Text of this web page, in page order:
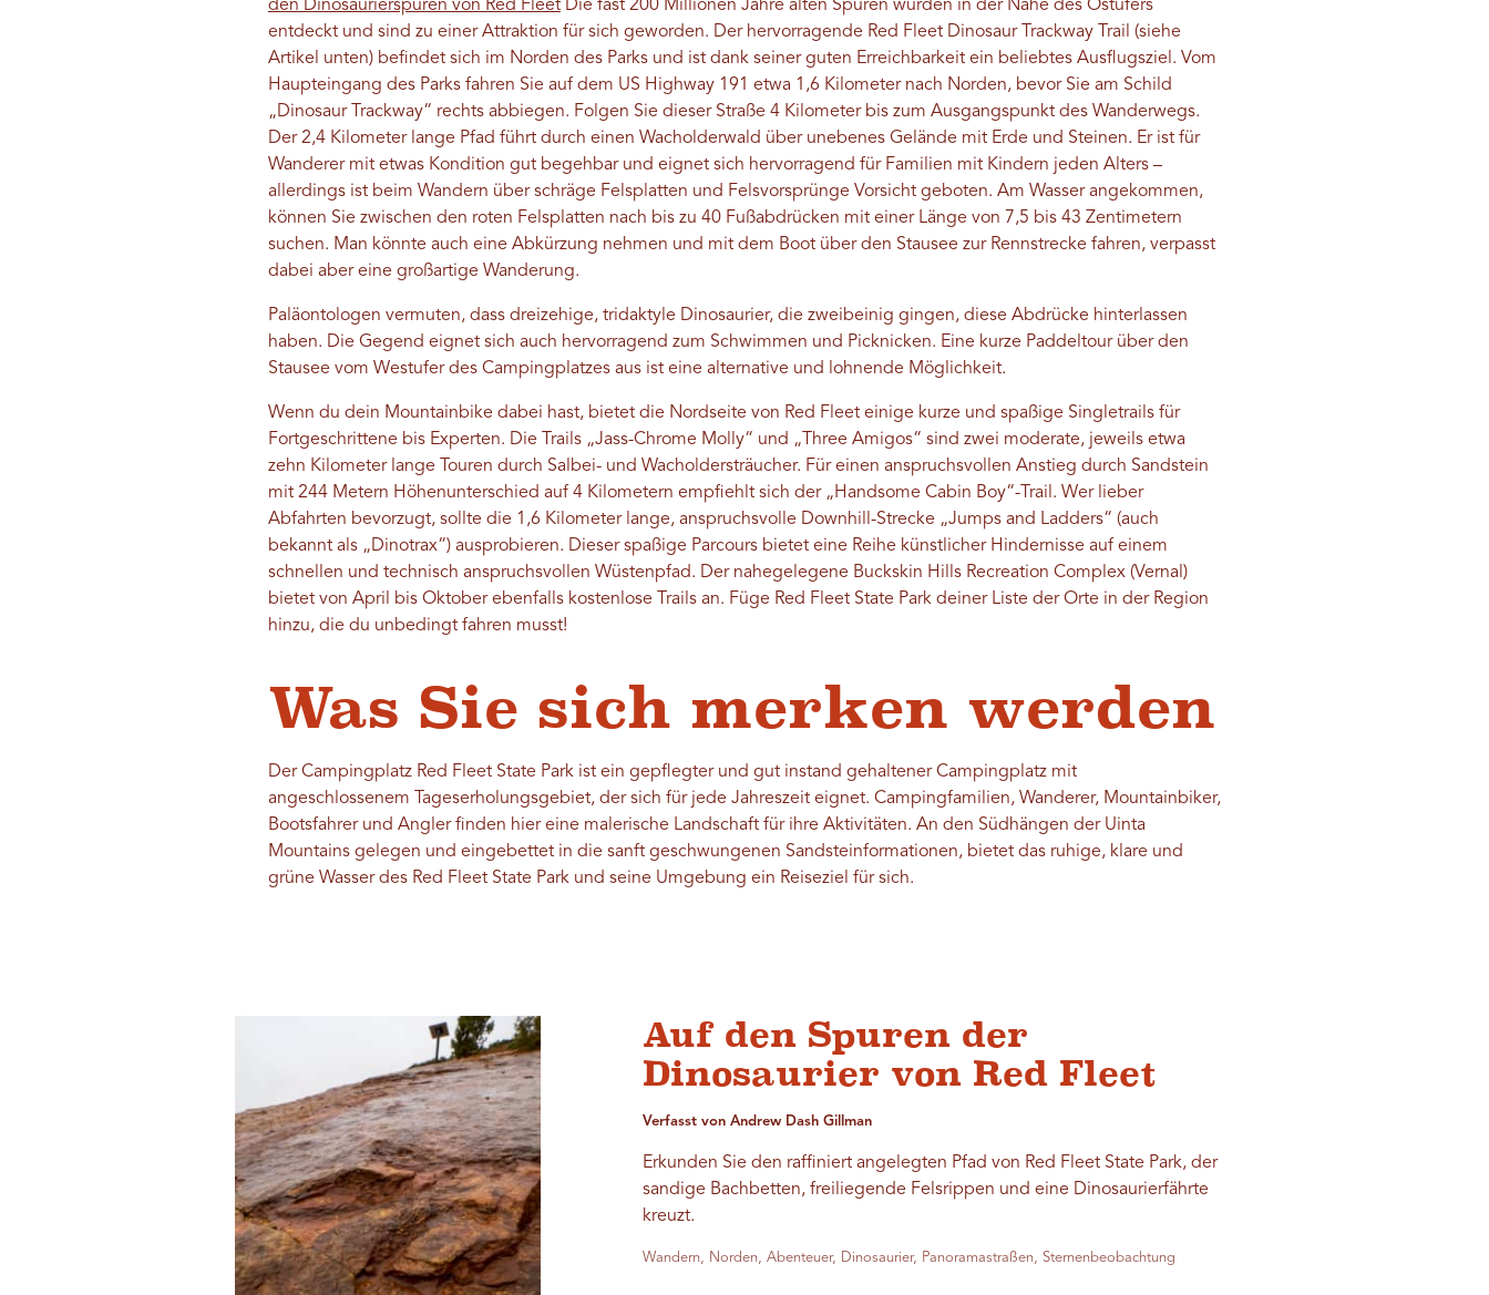
den Dinosaurierspuren von Red FleetDie fast 200 Millionen Jahre alten Spuren wurden in der Nähe des Ostufers
entdeckt und sind zu einer Attraktion für sich geworden. Der hervorragende Red Fleet Dinosaur Trackway Trail (siehe
Artikel unten) befindet sich im Norden des Parks und ist dank seiner guten Erreichbarkeit ein beliebtes Ausflugsziel. Vom
Haupteingang des Parks fahren Sie auf dem US Highway 191 etwa 1,6 Kilometer nach Norden, bevor Sie am Schild
„Dinosaur Trackway“ rechts abbiegen. Folgen Sie dieser Straße 4 Kilometer bis zum Ausgangspunkt des Wanderwegs.
Der 2,4 Kilometer lange Pfad führt durch einen Wacholderwald über unebenes Gelände mit Erde und Steinen. Er ist für
Wanderer mit etwas Kondition gut begehbar und eignet sich hervorragend für Familien mit Kindern jeden Alters –
allerdings ist beim Wandern über schräge Felsplatten und Felsvorsprünge Vorsicht geboten. Am Wasser angekommen,
können Sie zwischen den roten Felsplatten nach bis zu 40 Fußabdrücken mit einer Länge von 7,5 bis 43 Zentimetern
suchen. Man könnte auch eine Abkürzung nehmen und mit dem Boot über den Stausee zur Rennstrecke fahren, verpasst
dabei aber eine großartige Wanderung.
Paläontologen vermuten, dass dreizehige, tridaktyle Dinosaurier, die zweibeinig gingen, diese Abdrücke hinterlassen
haben. Die Gegend eignet sich auch hervorragend zum Schwimmen und Picknicken. Eine kurze Paddeltour über den
Stausee vom Westufer des Campingplatzes aus ist eine alternative und lohnende Möglichkeit.
Wenn du dein Mountainbike dabei hast, bietet die Nordseite von Red Fleet einige kurze und spaßige Singletrails für
Fortgeschrittene bis Experten. Die Trails „Jass-Chrome Molly“ und „Three Amigos“ sind zwei moderate, jeweils etwa
zehn Kilometer lange Touren durch Salbei- und Wacholdersträucher. Für einen anspruchsvollen Anstieg durch Sandstein
mit 244 Metern Höhenunterschied auf 4 Kilometern empfiehlt sich der „Handsome Cabin Boy“-Trail. Wer lieber
Abfahrten bevorzugt, sollte die 1,6 Kilometer lange, anspruchsvolle Downhill-Strecke „Jumps and Ladders“ (auch
bekannt als „Dinotrax“) ausprobieren. Dieser spaßige Parcours bietet eine Reihe künstlicher Hindernisse auf einem
schnellen und technisch anspruchsvollen Wüstenpfad. Der nahegelegene Buckskin Hills Recreation Complex (Vernal)
bietet von April bis Oktober ebenfalls kostenlose Trails an. Füge Red Fleet State Park deiner Liste der Orte in der Region
hinzu, die du unbedingt fahren musst!
Was Sie sich merken werden
Der Campingplatz Red Fleet State Park ist ein gepflegter und gut instand gehaltener Campingplatz mit
angeschlossenem Tageserholungsgebiet, der sich für jede Jahreszeit eignet. Campingfamilien, Wanderer, Mountainbiker,
Bootsfahrer und Angler finden hier eine malerische Landschaft für ihre Aktivitäten. An den Südhängen der Uinta
Mountains gelegen und eingebettet in die sanft geschwungenen Sandsteinformationen, bietet das ruhige, klare und
grüne Wasser des Red Fleet State Park und seine Umgebung ein Reiseziel für sich.
Auf den Spuren der
Dinosaurier von Red Fleet
Verfasst von Andrew Dash Gillman
Erkunden Sie den raffiniert angelegten Pfad von Red Fleet State Park, der
sandige Bachbetten, freiliegende Felsrippen und eine Dinosaurierfährte
kreuzt.
Wandern, Norden, Abenteuer, Dinosaurier, Panoramastraßen, Sternenbeobachtung